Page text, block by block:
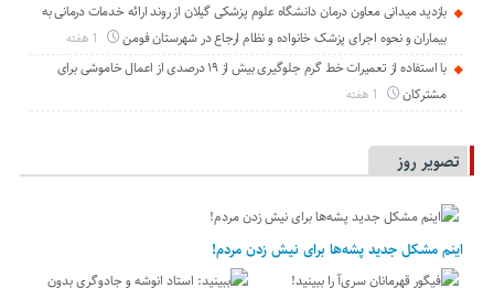
بازدید میدانی معاون درمان دانشگاه علوم پزشکی گیلان از روند ارائه خدمات درمانی به
بیماران و نحوه اجرای پزشک خانواده و نظام ارجاع در شهرستان فومن
1 هفته
با استفاده از تعمیرات خط گرم جلوگیری بیش از ۱۹ درصدی از اعمال خاموشی برای
مشتركان
1 هفته
تصویر روز
اینم مشکل جدید پشه‌ها برای نیش زدن مردم!